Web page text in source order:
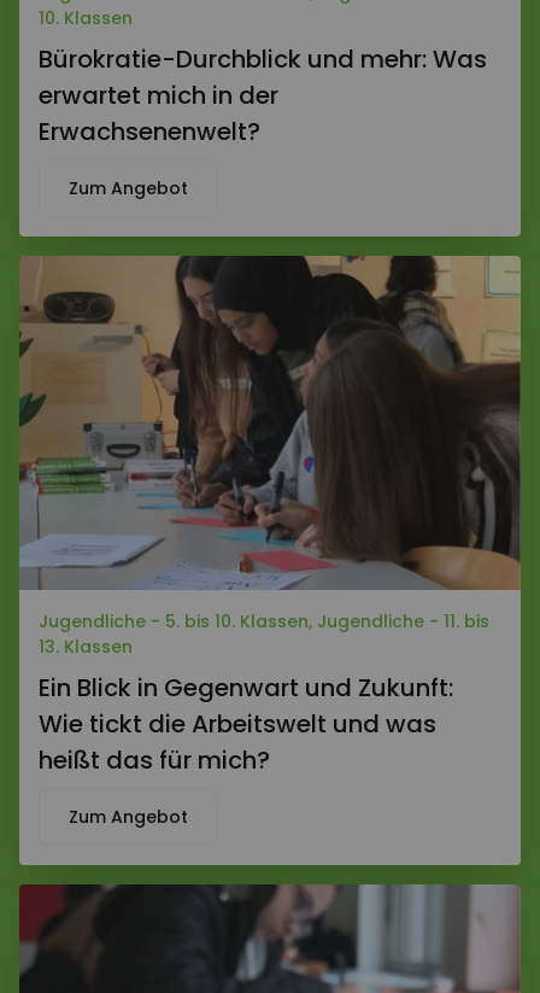
10. Klassen
Bürokratie-Durchblick und mehr: Was
erwartet mich in der
Erwachsenenwelt?
Zum Angebot
Jugendliche - 5. bis 10. Klassen, Jugendliche - 11. bis
13. Klassen
Ein Blick in Gegenwart und Zukunft:
Wie tickt die Arbeitswelt und was
heißt das für mich?
Zum Angebot